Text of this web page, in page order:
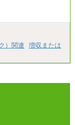
を超える場合もあ
いません。
）関連
増収または